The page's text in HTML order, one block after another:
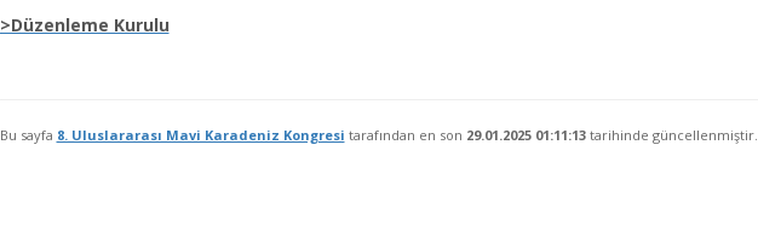
>Düzenleme Kurulu
Bu sayfa 8. Uluslararası Mavi Karadeniz Kongresi tarafından en son 29.01.2025 01:11:13tarihinde güncellenmiştir.